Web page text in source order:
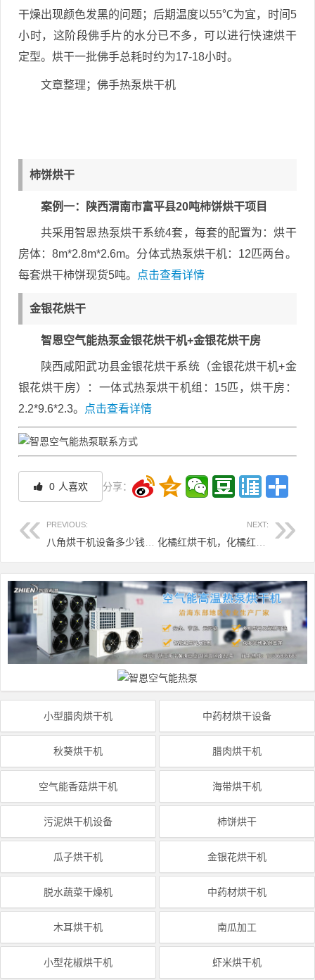
干燥出现颜色发黑的问题；后期温度以55℃为宜，时间5
小时，这阶段佛手片的水分已不多，可以进行快速烘干
定型。烘干一批佛手总耗时约为17-18小时。
文章整理；佛手热泵烘干机
柿饼烘干
案例一：陕西渭南市富平县20吨柿饼烘干项目
共采用智恩热泵烘干系统4套，每套的配置为：烘干
房体：8m*2.8m*2.6m。分体式热泵烘干机：12匹两台。
每套烘干柿饼现货5吨。
点击查看详情
金银花烘干
智恩空气能热泵金银花烘干机+金银花烘干房
陕西咸阳武功县金银花烘干系统（金银花烘干机+金
银花烘干房）：一体式热泵烘干机组：15匹，烘干房：
2.2*9.6*2.3。
点击查看详情
0 人喜欢 分享：
PREVIOUS: NEXT:
文章导航
小型腊肉烘干机 中药材烘干设备
秋葵烘干机 腊肉烘干机
空气能香菇烘干机 海带烘干机
污泥烘干机设备 柿饼烘干
瓜子烘干机 金银花烘干机
脱水蔬菜干燥机 中药材烘干机
木耳烘干机 南瓜加工
小型花椒烘干机 虾米烘干机